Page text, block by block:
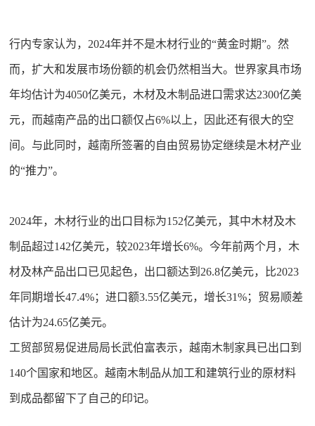
行内专家认为，2024年并不是木材行业的“黄金时期”。然
而，扩大和发展市场份额的机会仍然相当大。世界家具市场
年均估计为4050亿美元，木材及木制品进口需求达2300亿美
元，而越南产品的出口额仅占6%以上，因此还有很大的空
间。与此同时，越南所签署的自由贸易协定继续是木材产业
的“推力”。
2024年，木材行业的出口目标为152亿美元，其中木材及木
制品超过142亿美元，较2023年增长6%。今年前两个月，木
材及林产品出口已见起色，出口额达到26.8亿美元，比2023
年同期增长47.4%；进口额3.55亿美元，增长31%；贸易顺差
估计为24.65亿美元。
工贸部贸易促进局局长武伯富表示，越南木制家具已出口到
140个国家和地区。越南木制品从加工和建筑行业的原材料
到成品都留下了自己的印记。